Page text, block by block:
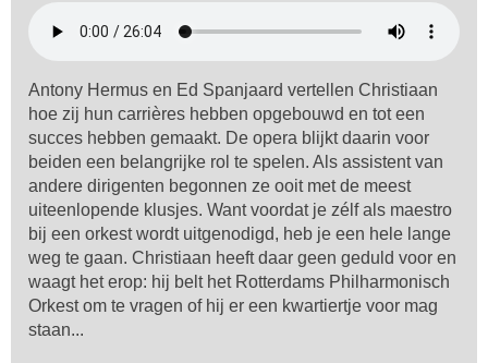
Antony Hermus en Ed Spanjaard vertellen Christiaan
hoe zij hun carrières hebben opgebouwd en tot een
succes hebben gemaakt. De opera blijkt daarin voor
beiden een belangrijke rol te spelen. Als assistent van
andere dirigenten begonnen ze ooit met de meest
uiteenlopende klusjes. Want voordat je zélf als maestro
bij een orkest wordt uitgenodigd, heb je een hele lange
weg te gaan. Christiaan heeft daar geen geduld voor en
waagt het erop: hij belt het Rotterdams Philharmonisch
Orkest om te vragen of hij er een kwartiertje voor mag
staan...